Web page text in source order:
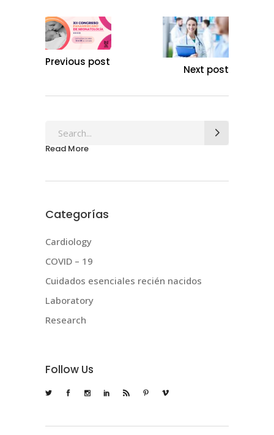
Previous post
Next post
Search
for:
Read More
Categorías
Cardiology
COVID – 19
Cuidados esenciales recién nacidos
Laboratory
Research
Follow Us